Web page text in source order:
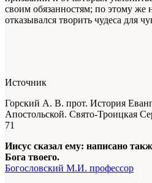
своим обязанностям; по этому же
отказывался творить чудеса для
Источник
Горский А. В. прот. История
Апостольской. Свято-Троицкая
71
Иисус сказал ему: написано
Бога твоего.
Богословский М.И. профессор